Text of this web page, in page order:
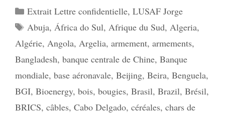
Catégories
Extrait Lettre confidentielle, LUSAF Jorge
Étiquettes
Abuja, África do Sul, Afrique du Sud, Algeria,
Algérie, Angola, Argelia, armement, armements,
Bangladesh, banque centrale de Chine, Banque
mondiale, base aéronavale, Beijing, Beira, Benguela,
BGI, Bioenergy, bois, bougies, Brasil, Brazil, Brésil,
BRICS, câbles, Cabo Delgado, céréales, chars de